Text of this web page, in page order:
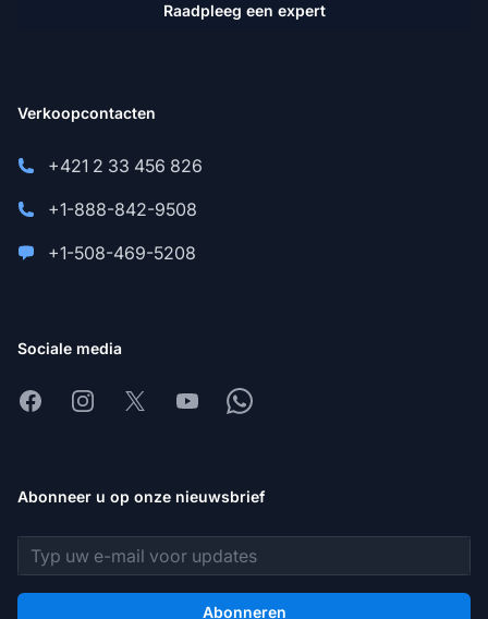
Raadpleeg een expert
Verkoopcontacten
+421 2 33 456 826
+1-888-842-9508
+1-508-469-5208
Sociale media
FacebookInstagram
X YoutubeWhatsapp
Abonneer u op onze nieuwsbrief
E-mailadres
Abonneren